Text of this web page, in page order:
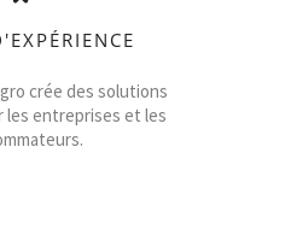
crée des solutions
les entreprises et les